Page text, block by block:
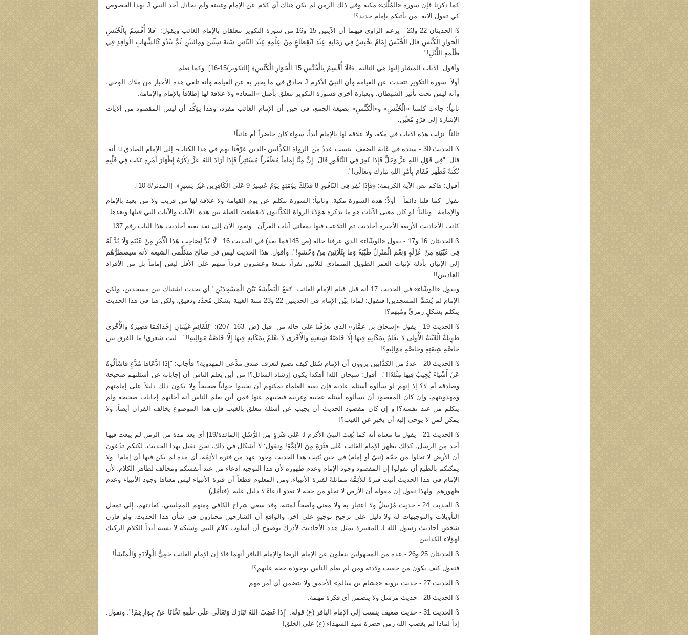
كما ذكرنا فإن سورة «المُلْك» مكية وفي ذلك الزمن لم يكن هناك أي كلام عن الإمام وغيبته ولم يجادل أحد النبي J بهذا الخصوص
كي تقول الآية: من يأتيكم بإمام جديد؟!
ß الحديثان 22 و23 - يزعم الراوي فيهما أن الآيتين 15 و16 من سورة التكوير تتعلقان بالإمام الغائب ويقول: "فَلا أُقْسِمُ بِالْخُنَّسِ
الْجَوارِ الْكُنَّسِ قَالَ الْخُنَّسُ إِمَامٌ يَخْنِسُ فِي زَمَانِهِ عِنْدَ انْقِطَاعٍ مِنْ عِلْمِهِ عِنْدَ النَّاسِ سَنَةَ سِتِّينَ وَمِائَتَيْنِ ثُمَّ يَبْدُو كَالشِّهَابِ الْوَاقِدِ فِي
ظُلْمَةِ اللَّيْلِ!".
وأقول: الآيات المشار إليها هي التالية: ﴿فَلَا أُقْسِمُ بِالْخُنَّسِ 15 الْجَوَارِ الْكُنَّسِ﴾ [التكوير/15-16]. وكما نعلم:
أولاً: سورة التكوير تتحدث عن القيامة وأن النبيّ الأكرم J صادق في ما يخبر به عن القيامة وأنه تلقى هذه الأخبار من ملاك الوحي،
وأنه ليس تحت تأثير الشيطان. وبعبارة أخرى فسورة التكوير تتعلق بأصل «المعاد» ولا علاقة لها إطلاقاً بالإمام والإمامة.
ثانياً: جاءت كلمتا «الْخُنَّسِ» و«الْكُنَّسِ» بصيغة الجمع، في حين أن الإمام الغائب مفرد، وهذا يؤكِّد أن ليس المقصود من الآيات
الإشارة إلى فَرْدٍ مُعَيِّن.
ثالثاً: نزلت هذه الآيات في مكة، ولا علاقة لها بالإمام أبداً، سواء كان حاضراً أم غائباً!
ß الحديث 30 - سنده في غاية الضعف. ينسب عددٌ من الرواة الكذَّابين -الذين عرَّفْنَا بهم في هذا الكتاب- إلى الإمام الصادق u أنه
قال: "فِي قَوْلِ اللهِ عَزَّ وَجَلَّ فَإِذا نُقِرَ فِي النَّاقُورِ قَالَ: إِنَّ مِنَّا إِمَاماً مُظَفَّراً مُسْتَتِراً فَإِذَا أَرَادَ اللهُ عَزَّ ذِكْرُهُ إِظْهَارَ أَمْرِهِ نَكَتَ فِي قَلْبِهِ
نُكْتَةً فَظَهَرَ فَقَامَ بِأَمْرِ اللهِ تَبَارَكَ وَتَعَالَى!".
أقول: هاكم نص الآية الكريمة: ﴿فَإِذَا نُقِرَ فِي النَّاقُورِ 8 فَذَلِكَ يَوْمَئِذٍ يَوْمٌ عَسِيرٌ 9 عَلَى الْكَافِرِينَ غَيْرُ يَسِيرٍ﴾ [المدثر/8-10].
نقول -كما قلنا دائماً - أولاً: هذه السورة مكية. وثانياً: السورة تتكلم عن يوم القيامة ولا علاقة لها من قريب ولا من بعيد بالإمام
والإمامة. وثالثاً: لو كان معنى الآيات هو ما يذكره هؤلاء الرواة الكذَّابون لانقطعت الصلة بين هذه الآيات والآيات التي قبلها وبعدها.
كانت الأحاديث الأربعة الأخيرة أحاديث تم التلاعب فيها بمعاني آيات القرآن. ونعود الآن إلى نقد بقية أحاديث هذا الباب رقم 137:
ß الحديثان 16 و17
- يقول «الوشَّاء» الذي عرفنا حاله (ص 145فما بعد) في الحديث 16: "لَا بُدَّ لِصَاحِبِ هَذَا الْأَمْرِ مِنْ غَيْبَةٍ وَلَا بُدَّ لَهُ
فِي غَيْبَتِهِ مِنْ عُزْلَةٍ وَنِعْمَ الْمَنْزِلُ طَيْبَةُ وَمَا بِثَلَاثِينَ مِنْ وَحْشَةٍ!". وأقول: هذا الحديث ليس في صالح متكلِّمي الشيعة لأنه سيضطرُّهُم
إلى الإتيان بأدلة لإثبات العمر الطويل المتمادي لثلاثين نفراً، تسعة وعشرون فرداً منهم على الأقل ليس إماماً بل من الأفراد
العاديين!!
ويقول «الوشَّاء» في الحديث 17 أنه قبل قيام الإمام الغائب "تَقَعُ الْبَطْشَةُ بَيْنَ الْمَسْجِدَيْنِ" أي يحدث اشتباك بين مسجدين، ولكن
الإمام لم يُسَمِّ المسجدين! فنقول: لماذا بيَّن الإمام في الحديثين 22 و23 سنة الغيبة بشكل مُحدَّد ودقيق، ولكن هنا في هذا الحديث
يتكلم بشكلٍ رمزيٍّ ومُبهَم؟!
ß الحديث 19
- يقول «إسحاق بن عمَّار» الذي تعرَّفْنا على حاله من قبل (ص 163- 207): "لِلْقَائِمِ غَيْبَتَانِ إِحْدَاهُمَا قَصِيرَةٌ وَالْأُخْرَى
طَوِيلَةٌ الْغَيْبَةُ الْأُولَى لَا يَعْلَمُ بِمَكَانِهِ فِيهَا إِلَّا خَاصَّةُ شِيعَتِهِ وَالْأُخْرَى لَا يَعْلَمُ بِمَكَانِهِ فِيهَا إِلَّا خَاصَّةُ مَوَالِيهِ!!". ليت شعري! ما الفرق بين
خَاصَّةِ شِيعَتِهِ وخَاصَّةِ مَوَالِيهِ؟!
ß الحديث 20
- عددٌ من الكذَّابين يروون أن الإمام سُئل كيف نصنع لنعرف صدق مدَّعي المهدوية؟ فأجاب: "إِذَا ادَّعَاهَا مُدَّعٍ فَاسْأَلُوهُ
عَنْ أَشْيَاءَ يُجِيبُ فِيهَا مِثْلَهُ!!". أقول: سبحان الله! أهكذا يكون إرشاد السائل؟! من أين يعلم الناس أن إجاباته عن أسئلتهم صحيحة
وصادقة أم لا؟ إذ إنهم لو سألوه أسئلة عادية فإن بقية العلماء يمكنهم أن يجيبوا جواباً صحيحاً ولا يكون ذلك دليلاً على إمامتهم
ومهدويتهم، وإن كان المقصود أن يسألوه أسئلة عجيبة وغريبة فيجيبهم عنها فمن أين يعلم الناس أنه أجابهم إجابات صحيحة ولم
يتكلم من عند نفسه؟! و إن كان مقصود الحديث أن يجيب عن أسئلة تتعلق بالغيب فإن هذا الموضوع يخالف القرآن أيضاً، ولا
يمكن لمن لا يوحى إليه أن يخبر عن الغيب؟!
ß الحديث 21
- يقول ما معناه أنه كما بُعِثَ النبيّ الأكرم J عَلَى فَتْرَةٍ مِنَ الرُّسُلِ [المائدة/19] أي بعد مدة من الزمن لم يبعث فيها
أحد من الرسل، كذلك يظهر الإمام الغائب عَلَى فَتْرَةٍ مِنَ الأئِمَّةِ! ونقول: لا أشكال في ذلك، نحن نقبل بهذا الحديث، لكنكم تدّعون
أن الأرض لا تخلوا من حجّة (نبيّ أو إمام) في حين يُثبِت هذا الحديث وجود عهد من فترة الأئِمَّة، أي مدة لم يكن فيها أي إمام! ولا
يمكنكم بالطبع أن تقولوا إن المقصود وجود الإمام وعدم ظهوره لأن هذا التوجيه ادعاء من عند أنفسكم ومخالف لظاهر الكلام، لأن
الإمام في هذا الحديث أثبت فترةً للأئِمَّة مماثلةً لفترة الأنبياء، ومن المعلوم قطعاً أن فترة الأنبياء ليس معناها وجود الأنبياء وعدم
ظهورهم. ولهذا نقول إن مقولة أن الأرض لا تخلو من حجة لا تعدو ادعاءً لا دليل عليه. (فتأمّل)
ß الحديث 24
- حديث مُرْسَلٌ ولا اعتبار به ولا معنى واضحاً لمتنه، وقد سعى شراح الكافي ومنهم المجلسي، كعادتهم، إلى تمحل
التأويلات والتوجيهات له ولا دليل على ترجيح توجيهٍ على آخر. والواقع أن الشارحين محتارون في شأن هذا الحديث. ولو قارن
شخص أحاديث رسول الله J المعتبرة بمثل هذه الأحاديث لأدرك بوضوح أن أسلوب كلام النبي وسبكه لا يشبه أبداً الكلام الركيك
لهؤلاء الكذابين.
ß الحديثان 25 و26
- عدة من المجهولين ينقلون عن الإمام الرضا والإمام الباقر أنهما قالا إن الإمام الغائب خَفِيُّ الْوِلَادَةِ وَالْمَنْشَأ!
فنقول كيف يكون من خفيت ولادته ومن لم يعلم الناس بوجوده حجة عليهم؟!
ß الحديث 27
- حديث يرويه «هشام بن سالم» الأحمق ولا يتضمن أي أمر مهم.
ß الحديث 28
- حديث مرسل ولا يتضمن أي فكرة مهمة.
ß الحديث 31
- حديث ضعيف ينسب إلى الإمام الباقر (ع) قوله: "إِذَا غَضِبَ اللهُ تَبَارَكَ وَتَعَالَى عَلَى خَلْقِهِ نَحَّانَا عَنْ جِوَارِهِمْ!". ونقول:
إذاً لماذا لم يغضب الله زمن حضرة سيد الشهداء (ع) على الخلق!